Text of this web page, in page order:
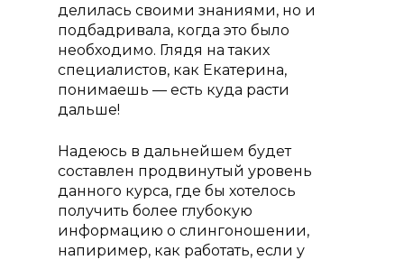
делилась своими знаниями, но и
подбадривала, когда это было
необходимо. Глядя на таких
специалистов, как Екатерина,
понимаешь — есть куда расти
дальше!
Надеюсь в дальнейшем будет
составлен продвинутый уровень
данного курса, где бы хотелось
получить более глубокую
информацию о слингоношении,
напиример, как работать, если у
Курс «Инструктор по
подготовке к родам»
Повышение